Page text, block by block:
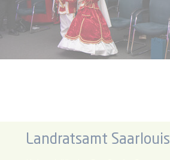
Landratsamt Saarlouis